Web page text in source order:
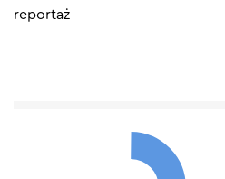
reportaż